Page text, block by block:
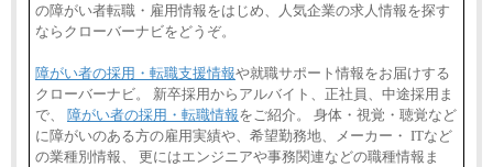
の障がい者転職・雇用情報をはじめ、人気企業の求人情報を探す
ならクローバーナビをどうぞ。
障がい者の採用・転職支援情報や就職サポート情報をお届けする
クローバーナビ。 新卒採用からアルバイト、正社員、中途採用ま
で、 障がい者の採用・転職情報をご紹介。 身体・視覚・聴覚など
に障がいのある方の雇用実績や、希望勤務地、メーカー・ ITなど
の業種別情報、 更にはエンジニアや事務関連などの職種情報ま